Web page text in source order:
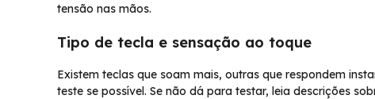
tensão nas mãos.
Tipo de tecla e sensação ao toque
Existem teclas que soam mais, outras que respondem
teste se possível. Se não dá para testar, leia descrições